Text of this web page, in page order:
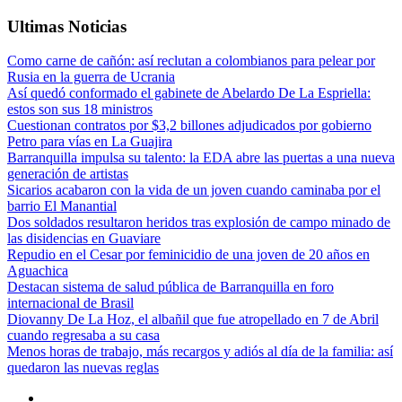
Ultimas Noticias
Como carne de cañón: así reclutan a colombianos para pelear por
Rusia en la guerra de Ucrania
Así quedó conformado el gabinete de Abelardo De La Espriella:
estos son sus 18 ministros
Cuestionan contratos por $3,2 billones adjudicados por gobierno
Petro para vías en La Guajira
Barranquilla impulsa su talento: la EDA abre las puertas a una nueva
generación de artistas
Sicarios acabaron con la vida de un joven cuando caminaba por el
barrio El Manantial
Dos soldados resultaron heridos tras explosión de campo minado de
las disidencias en Guaviare
Repudio en el Cesar por feminicidio de una joven de 20 años en
Aguachica
Destacan sistema de salud pública de Barranquilla en foro
internacional de Brasil
Diovanny De La Hoz, el albañil que fue atropellado en 7 de Abril
cuando regresaba a su casa
Menos horas de trabajo, más recargos y adiós al día de la familia: así
quedaron las nuevas reglas